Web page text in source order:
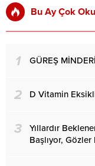
Bu Ay Çok
1 GÜREŞ
2 D Vitamin
3
Yıllardır
Başlıyor,